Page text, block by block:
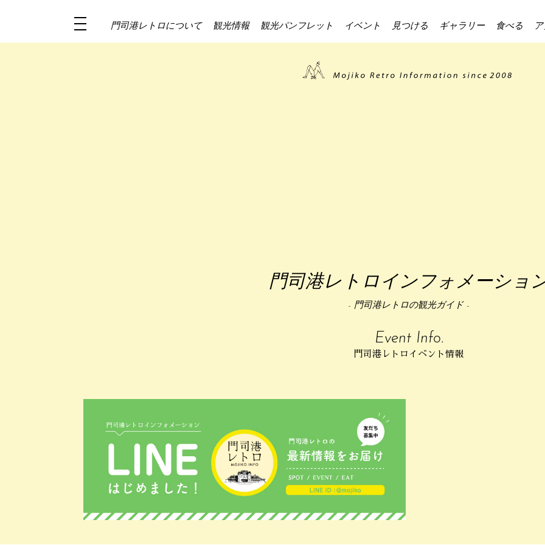
門司港レトロについて 観光情報 観光パンフレット イベント 見つける ギャラリー 食べる
門司港レトロインフォメーショ
- 門司港レトロの観光ガイド -
Event Info.
門司港レトロイベント情報